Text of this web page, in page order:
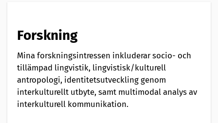
Forskning
Mina forskningsintressen inkluderar socio- och
tillämpad lingvistik, lingvistisk/kulturell
antropologi, identitetsutveckling genom
interkulturellt utbyte, samt multimodal analys av
interkulturell kommunikation.